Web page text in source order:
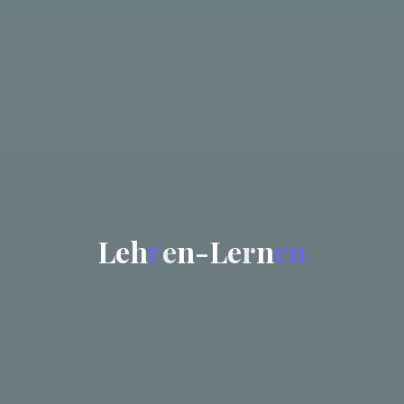
Lehren-Lernen